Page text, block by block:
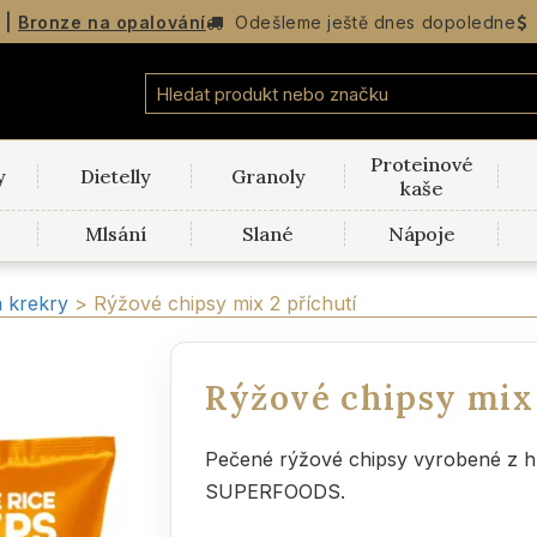
Bronze na opalování Odešlemeještě dnes dopoledne
Dietelly Granoly
Proteinové
kaše
Mlsání
Slané Nápoje
krekry > Rýžové chipsy mix 2 příchutí
Rýžové chipsy
Pečené rýžové chipsy vyrobené z
SUPERFOODS.